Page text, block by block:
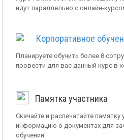
идут параллельно с онлайн-
Корпоративное
Планируете обучить более 8
провести для вас данный курс в
Памятка участника
Скачайте и распечатайте
информацию о документах для
обучении.